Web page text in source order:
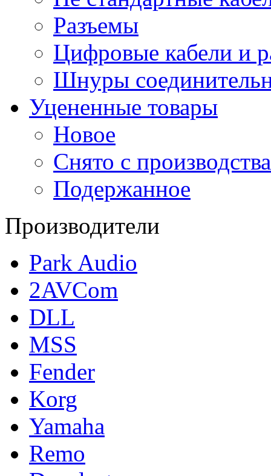
Разъемы
Цифровые кабели и
Шнуры
Уцененные товары
Новое
Снято с производства
Подержанное
Производители
Park Audio
2AVCom
DLL
MSS
Fender
Korg
Yamaha
Remo